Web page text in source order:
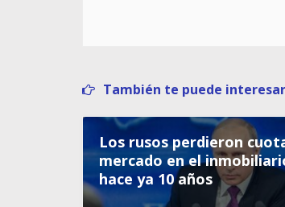
También te puede
Los rusos perdieron
mercado en el
hace ya 10 años